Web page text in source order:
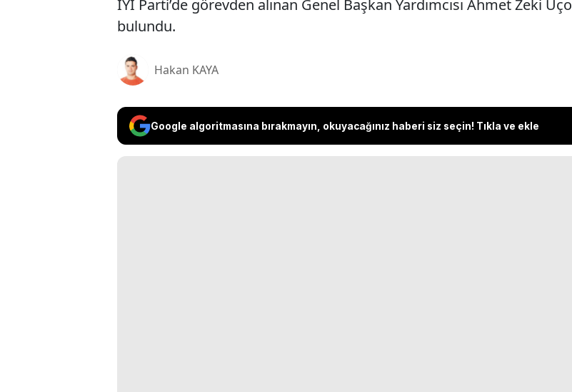
İYİ Parti’de görevden alınan Genel Başkan Yardımcısı Ahmet Zeki
bulundu.
Hakan KAYA
Google algoritmasına bırakmayın, okuyacağınız haberi siz seçin! Tıkla ve ekle